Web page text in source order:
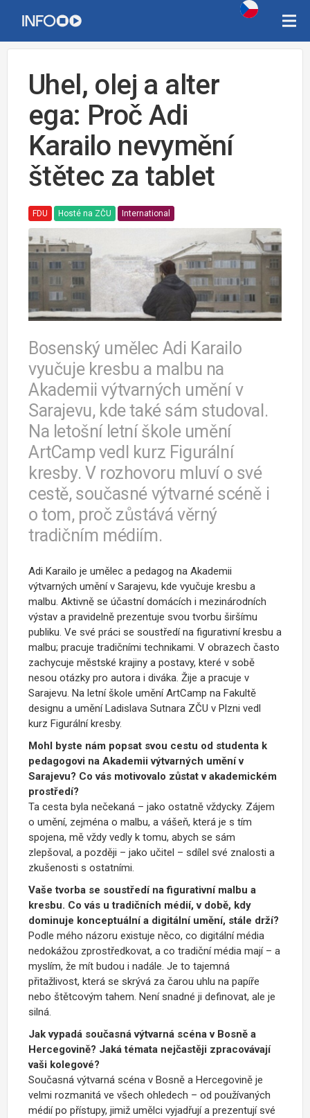
Uhel, olej a alter
ega: Proč Adi
Karailo nevymění
štětec za tablet
FDU Hosté na ZČU International
Bosenský umělec Adi Karailo
vyučuje kresbu a malbu na
Akademii výtvarných umění v
Sarajevu, kde také sám studoval.
Na letošní letní škole umění
ArtCamp vedl kurz Figurální
kresby. V rozhovoru mluví o své
cestě, současné výtvarné scéně i
o tom, proč zůstává věrný
tradičním médiím.
Adi Karailo je umělec a pedagog na Akademii
výtvarných umění v Sarajevu, kde vyučuje kresbu a
malbu. Aktivně se účastní domácích i mezinárodních
výstav a pravidelně prezentuje svou tvorbu širšímu
publiku. Ve své práci se soustředí na figurativní kresbu a
malbu; pracuje tradičními technikami. V obrazech často
zachycuje městské krajiny a postavy, které v sobě
nesou otázky pro autora i diváka. Žije a pracuje v
Sarajevu. Na letní škole umění ArtCamp na Fakultě
designu a umění Ladislava Sutnara ZČU v Plzni vedl
kurz Figurální kresby.
Mohl byste nám popsat svou cestu od studenta k
pedagogovi na Akademii výtvarných umění v
Sarajevu? Co vás motivovalo zůstat v akademickém
prostředí?
Ta cesta byla nečekaná – jako ostatně vždycky. Zájem
o umění, zejména o malbu, a vášeň, která je s tím
spojena, mě vždy vedly k tomu, abych se sám
zlepšoval, a později – jako učitel – sdílel své znalosti a
zkušenosti s ostatními.
Vaše tvorba se soustředí na figurativní malbu a
kresbu. Co vás u tradičních médií, v době, kdy
dominuje konceptuální a digitální umění, stále drží?
Podle mého názoru existuje něco, co digitální média
nedokážou zprostředkovat, a co tradiční média mají – a
myslím, že mít budou i nadále. Je to tajemná
přitažlivost, která se skrývá za čarou uhlu na papíře
nebo štětcovým tahem. Není snadné ji definovat, ale je
silná.
Jak vypadá současná výtvarná scéna v Bosně a
Hercegovině? Jaká témata nejčastěji zpracovávají
vaši kolegové?
Současná výtvarná scéna v Bosně a Hercegovině je
velmi rozmanitá ve všech ohledech – od používaných
médií po přístupy, jimiž umělci vyjadřují a prezentují své